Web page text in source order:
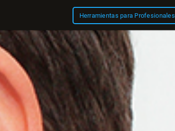
Herramientas para Profesionales